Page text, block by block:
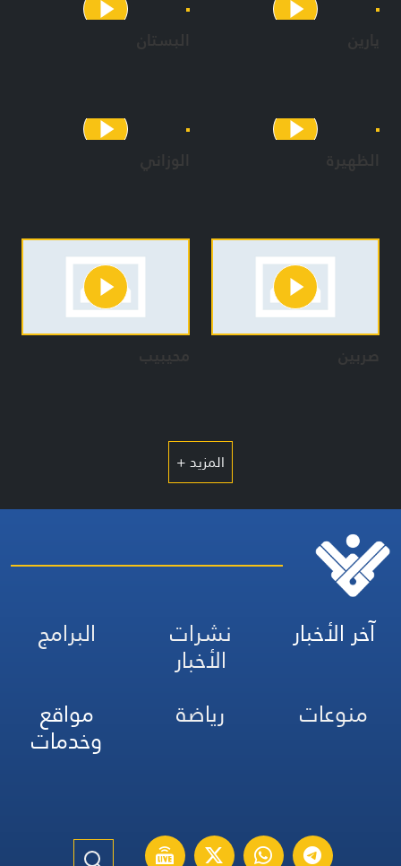
الظهيرة الوزاني
صربين محيبيب
المزيد +
آخر الأخبار نشرات
الأخبار
البرامج
منوعات
رياضة مواقع
وخدمات